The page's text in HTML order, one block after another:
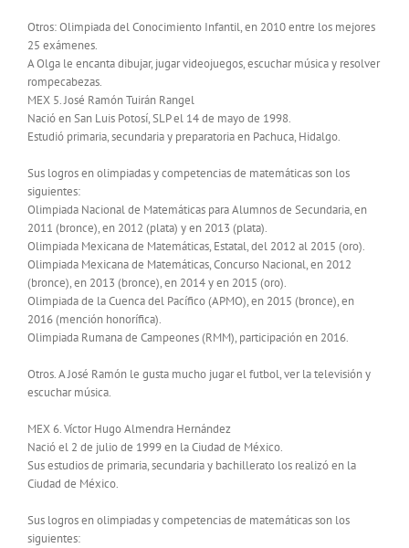
Otros: Olimpiada del Conocimiento Infantil, en 2010 entre los mejores
25 exámenes.
A Olga le encanta dibujar, jugar videojuegos, escuchar música y resolver
rompecabezas.
MEX 5. José Ramón Tuirán Rangel
Nació en San Luis Potosí, SLP el 14 de mayo de 1998.
Estudió primaria, secundaria y preparatoria en Pachuca, Hidalgo.
Sus logros en olimpiadas y competencias de matemáticas son los
siguientes:
Olimpiada Nacional de Matemáticas para Alumnos de Secundaria, en
2011 (bronce), en 2012 (plata) y en 2013 (plata).
Olimpiada Mexicana de Matemáticas, Estatal, del 2012 al 2015 (oro).
Olimpiada Mexicana de Matemáticas, Concurso Nacional, en 2012
(bronce), en 2013 (bronce), en 2014 y en 2015 (oro).
Olimpiada de la Cuenca del Pacífico (APMO), en 2015 (bronce), en
2016 (mención honorífica).
Olimpiada Rumana de Campeones (RMM), participación en 2016.
Otros. A José Ramón le gusta mucho jugar el futbol, ver la televisión y
escuchar música.
MEX 6. Víctor Hugo Almendra Hernández
Nació el 2 de julio de 1999 en la Ciudad de México.
Sus estudios de primaria, secundaria y bachillerato los realizó en la
Ciudad de México.
Sus logros en olimpiadas y competencias de matemáticas son los
siguientes: